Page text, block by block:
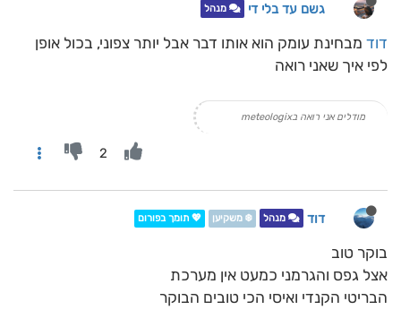
גשם עד בלי די מנהל
דוד מבחינת עומק הוא אותו דבר אבל יותר צפוני, בכול אופן
לפי איך שאני רואה
מודלים אני רואה בmeteologix
2
דוד מנהל ❄️ משקיען 💖 תומך בפורום
בוקר טוב
אצל גפס והגרמני כמעט אין מערכת
הבריטי הקנדי ואיסי הכי טובים הבוקר